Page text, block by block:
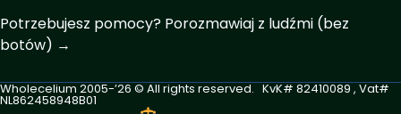
Potrzebujesz pomocy? Porozmawiaj z ludźmi (bez
botów) →
Wholecelium 2005-’26 ©️ All rights reserved. KvK# 82410089 , Vat#
NL862458948B01